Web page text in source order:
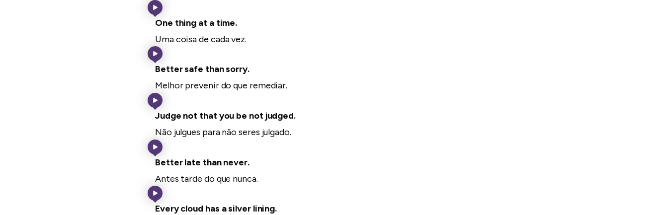
One thing at a time.
Uma coisa de cada vez.
Better safe than sorry.
Melhor prevenir do que remediar.
Judge not that you be not judged.
Não julgues para não seres julgado.
Better late than never.
Antes tarde do que nunca.
Every cloud has a silver lining.